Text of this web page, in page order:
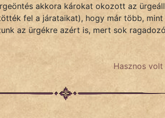
akkora károkat okozott az
fel a járataikat), hogy már több,
az ürgékre azért is, mert sok
Hasznos